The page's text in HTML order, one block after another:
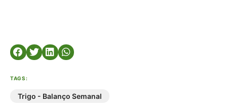
TAGS:
Trigo - Balanço Semanal